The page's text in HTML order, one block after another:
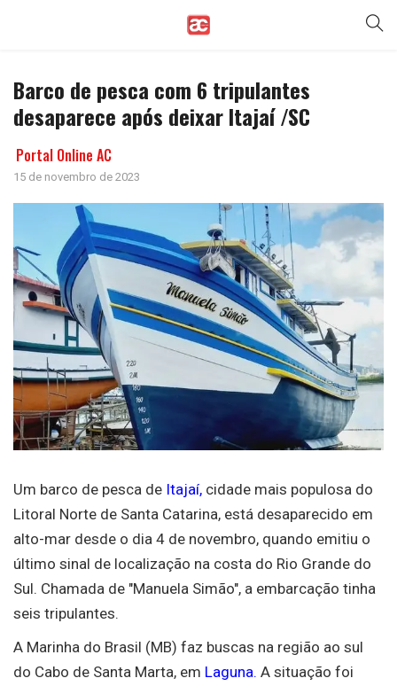
Barco de pesca com 6 tripulantes
desaparece após deixar Itajaí /SC
Portal Online AC
15 de novembro de 2023
Um barco de pesca de Itajaí, cidade mais populosa do
Litoral Norte de Santa Catarina, está desaparecido em
alto-mar desde o dia 4 de novembro, quando emitiu o
último sinal de localização na costa do Rio Grande do
Sul. Chamada de "Manuela Simão", a embarcação tinha
seis tripulantes.
A Marinha do Brasil (MB) faz buscas na região ao sul
do Cabo de Santa Marta, em Laguna. A situação foi